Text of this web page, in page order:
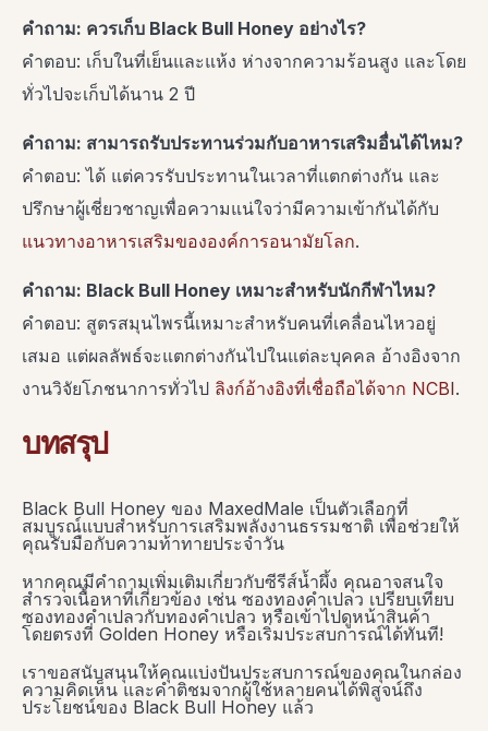
คำถาม: ควรเก็บ Black Bull Honey อย่างไร?
คำตอบ: เก็บในที่เย็นและแห้ง ห่างจากความร้อนสูง และโดย
ทั่วไปจะเก็บได้นาน 2 ปี
คำถาม: สามารถรับประทานร่วมกับอาหารเสริมอื่นได้ไหม?
คำตอบ: ได้ แต่ควรรับประทานในเวลาที่แตกต่างกัน และ
ปรึกษาผู้เชี่ยวชาญเพื่อความแน่ใจว่ามีความเข้ากันได้กับ
แนวทางอาหารเสริมขององค์การอนามัยโลก.
คำถาม: Black Bull Honey เหมาะสำหรับนักกีฬาไหม?
คำตอบ: สูตรสมุนไพรนี้เหมาะสำหรับคนที่เคลื่อนไหวอยู่
เสมอ แต่ผลลัพธ์จะแตกต่างกันไปในแต่ละบุคคล อ้างอิงจาก
งานวิจัยโภชนาการทั่วไป ลิงก์อ้างอิงที่เชื่อถือได้จาก NCBI.
บทสรุป
Black Bull Honey ของ MaxedMale เป็นตัวเลือกที่
สมบูรณ์แบบสำหรับการเสริมพลังงานธรรมชาติ เพื่อช่วยให้
คุณรับมือกับความท้าทายประจำวัน
หากคุณมีคำถามเพิ่มเติมเกี่ยวกับซีรีส์น้ำผึ้ง คุณอาจสนใจ
สำรวจเนื้อหาที่เกี่ยวข้อง เช่น ซองทองคำเปลว เปรียบเทียบ
ซองทองคำเปลวกับทองคำเปลว หรือเข้าไปดูหน้าสินค้า
โดยตรงที่ Golden Honey หรือเริ่มประสบการณ์ได้ทันที!
เราขอสนับสนุนให้คุณแบ่งปันประสบการณ์ของคุณในกล่อง
ความคิดเห็น และคำติชมจากผู้ใช้หลายคนได้พิสูจน์ถึง
ประโยชน์ของ Black Bull Honey แล้ว